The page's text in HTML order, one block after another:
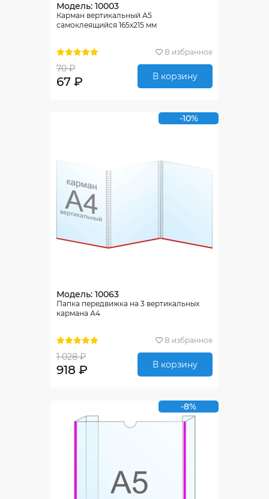
Модель: 10003
Карман вертикальный А5
самоклеящийся 165х215 мм
В избранное
70 ₽
67 ₽ В корзину
-10%
Модель: 10063
Папка передвижка на 3 вертикальных
кармана А4
В избранное
1 028 ₽
918 ₽ В корзину
-8%